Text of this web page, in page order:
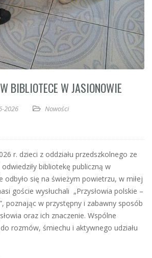
BIBLIOTECE W JASIONOWIE
2026
Nowości
r. dzieci z oddziału przedszkolnego ze
bibliotekę publiczną w
odbyło się na świeżym powietrzu, w miłej
goście wysłuchali „Przysłowia polskie –
poznając w przystępny i zabawny sposób
oraz ich znaczenie. Wspólne
rozmów, śmiechu i aktywnego udziału